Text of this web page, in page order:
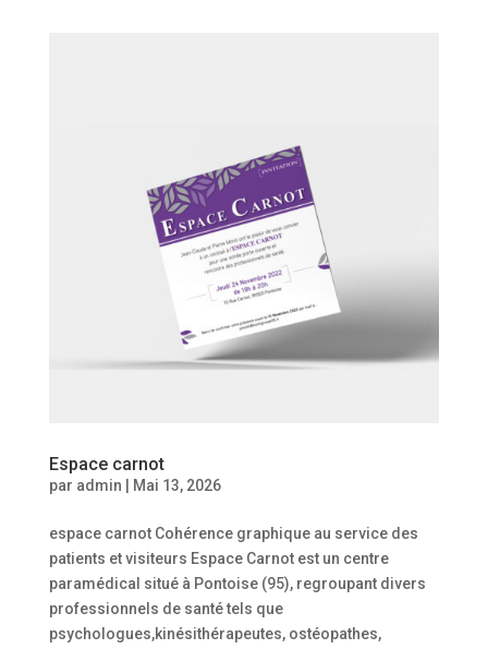
Espace carnot
par admin Mai 13, 2026
espace carnot Cohérence graphique au service des
patients et visiteurs Espace Carnot est un centre
paramédical situé à Pontoise (95), regroupant divers
professionnels de santé tels que
psychologues,kinésithérapeutes, ostéopathes,